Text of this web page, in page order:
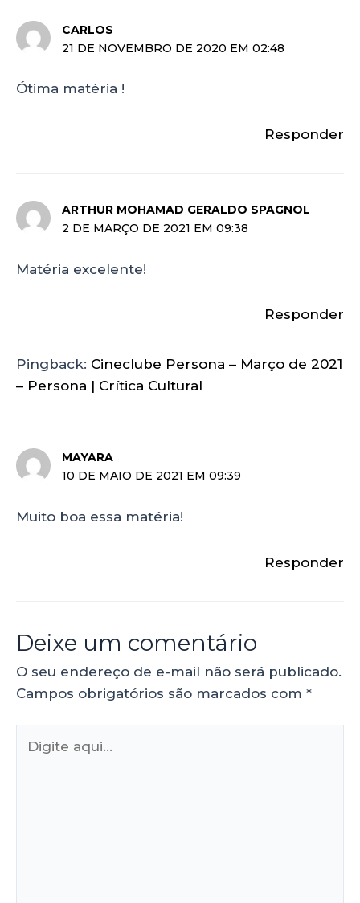
CARLOS
21 DE NOVEMBRO DE 2020 EM 02:48
Ótima matéria !
Responder
ARTHUR MOHAMAD GERALDO SPAGNOL
2 DE MARÇO DE 2021 EM 09:38
Matéria excelente!
Responder
Pingback: Cineclube Persona – Março de 2021
– Persona | Crítica Cultural
MAYARA
10 DE MAIO DE 2021 EM 09:39
Muito boa essa matéria!
Responder
Deixe um comentário
O seu endereço de e-mail não será publicado.
Campos obrigatórios são marcados com *